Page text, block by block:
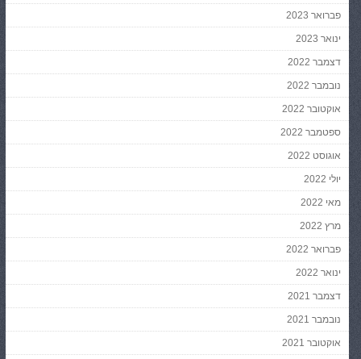
פברואר 2023
ינואר 2023
דצמבר 2022
נובמבר 2022
אוקטובר 2022
ספטמבר 2022
אוגוסט 2022
יולי 2022
מאי 2022
מרץ 2022
פברואר 2022
ינואר 2022
דצמבר 2021
נובמבר 2021
אוקטובר 2021